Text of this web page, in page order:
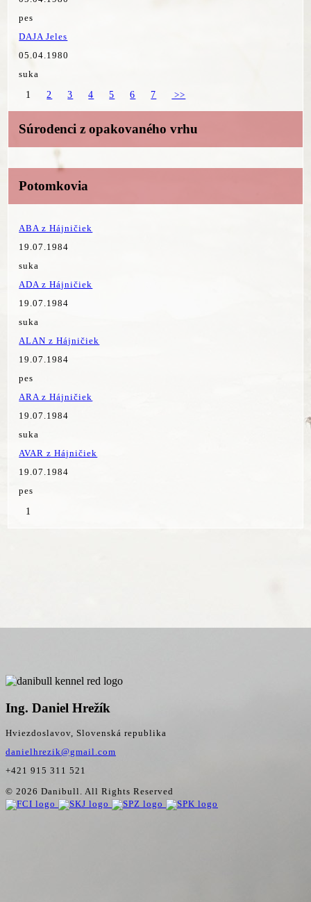
pes
DAJA Jeles
05.04.1980
suka
1
2 3 4 5 6 7 >>
Súrodenci z opakovaného vrhu
Potomkovia
ABA z Hájničiek
19.07.1984
suka
ADA z Hájničiek
19.07.1984
suka
ALAN z Hájničiek
19.07.1984
pes
ARA z Hájničiek
19.07.1984
suka
AVAR z Hájničiek
19.07.1984
pes
1
Ing. Daniel Hrežík
Hviezdoslavov, Slovenská republika
danielhrezik@gmail.com
+421 915 311 521
© 2026 Danibull. All Rights Reserved